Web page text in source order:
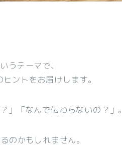
うテーマで、
ントをお届けします。
」「なんで伝わらないの？」。
のかもしれません。